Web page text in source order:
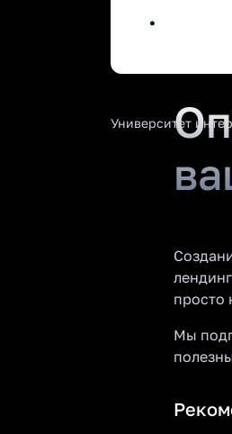
Университет
просто
Мы